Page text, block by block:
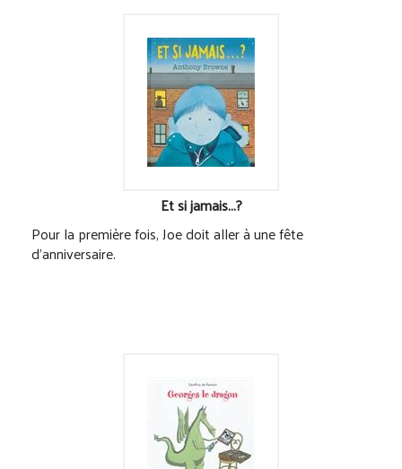
Et si jamais...?
Pour la première fois, Joe doit aller à une fête
d'anniversaire.